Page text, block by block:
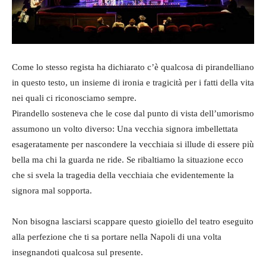
Come lo stesso regista ha dichiarato c’è qualcosa di pirandelliano
in questo testo, un insieme di ironia e tragicità per i fatti della vita
nei quali ci riconosciamo sempre.
Pirandello sosteneva che le cose dal punto di vista dell’umorismo
assumono un volto diverso: Una vecchia signora imbellettata
esageratamente per nascondere la vecchiaia si illude di essere più
bella ma chi la guarda ne ride. Se ribaltiamo la situazione ecco
che si svela la tragedia della vecchiaia che evidentemente la
signora mal sopporta.
Non bisogna lasciarsi scappare questo gioiello del teatro eseguito
alla perfezione che ti sa portare nella Napoli di una volta
insegnandoti qualcosa sul presente.